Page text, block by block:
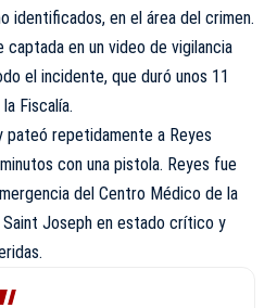
identificados, en el área del crimen.
captada en un video de vigilancia
el incidente, que duró unos 11
Fiscalía.
pateó repetidamente a Reyes
con una pistola. Reyes fue
del Centro Médico de la
Saint Joseph en estado crítico y